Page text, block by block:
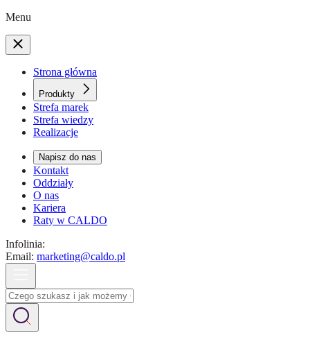
Menu
Strona główna
Produkty
Strefa marek
Strefa wiedzy
Realizacje
Napisz do nas
Kontakt
Oddziały
O nas
Kariera
Raty w CALDO
Infolinia:
Email: marketing@caldo.pl